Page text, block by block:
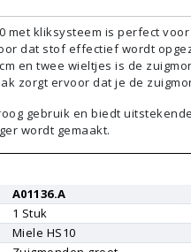
met kliksysteem is perfect
dat stof effectief wordt
en twee wieltjes is de
zorgt ervoor dat je de
gebruik en biedt
wordt gemaakt.
A01136.A
1 Stuk
Miele HS10